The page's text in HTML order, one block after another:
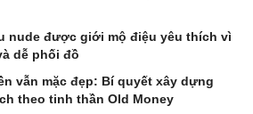
nude được giới mộ điệu yêu thích vì
dễ phối đồ
vẫn mặc đẹp: Bí quyết xây dựng
theo tinh thần Old Money